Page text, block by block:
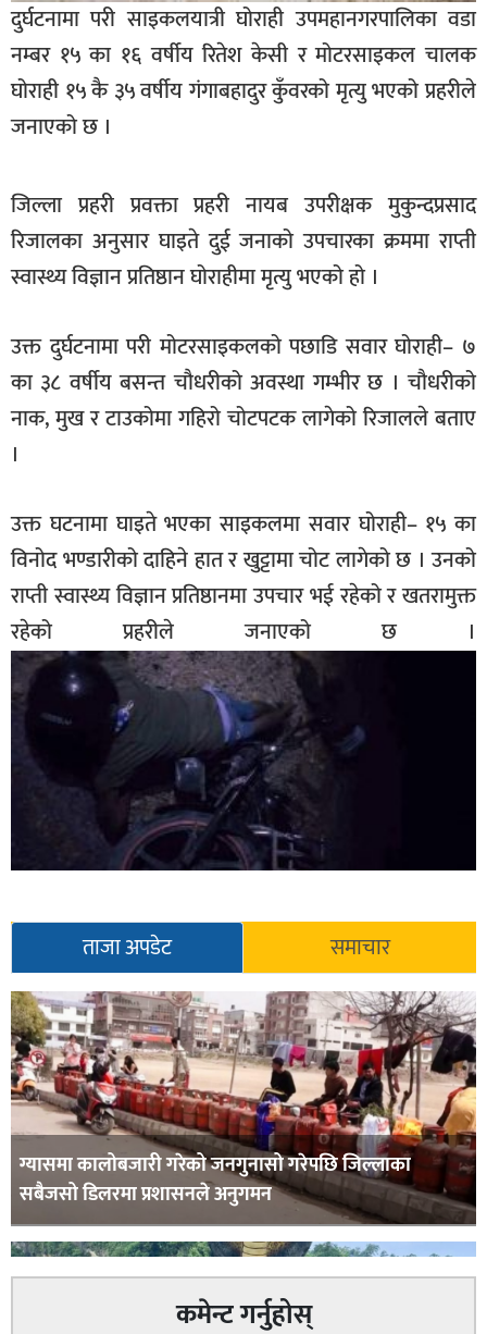
दुर्घटनामा परी साइकलयात्री घोराही उपमहानगरपालिका वडा
नम्बर १५ का १६ वर्षीय रितेश केसी र मोटरसाइकल चालक
घोराही १५ कै ३५ वर्षीय गंगाबहादुर कुँवरको मृत्यु भएको प्रहरीले
जनाएको छ ।
जिल्ला प्रहरी प्रवक्ता प्रहरी नायब उपरीक्षक मुकुन्दप्रसाद
रिजालका अनुसार घाइते दुई जनाको उपचारका क्रममा राप्ती
स्वास्थ्य विज्ञान प्रतिष्ठान घोराहीमा मृत्यु भएको हो ।
उक्त दुर्घटनामा परी मोटरसाइकलको पछाडि सवार घोराही– ७
का ३८ वर्षीय बसन्त चौधरीको अवस्था गम्भीर छ । चौधरीको
नाक, मुख र टाउकोमा गहिरो चोटपटक लागेको रिजालले बताए
।
उक्त घटनामा घाइते भएका साइकलमा सवार घोराही– १५ का
विनोद भण्डारीको दाहिने हात र खुट्टामा चोट लागेको छ । उनको
राप्ती स्वास्थ्य विज्ञान प्रतिष्ठानमा उपचार भई रहेको र खतरामुक्त
रहेको प्रहरीले जनाएको छ ।
ताजा अपडेट समाचार
ग्यासमा कालोबजारी गरेको जनगुनासो गरेपछि जिल्लाका
सबैजसो डिलरमा प्रशासनले अनुगमन
कमेन्ट गर्नुहोस्